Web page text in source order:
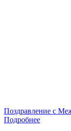
Поздравление с
Подробнее